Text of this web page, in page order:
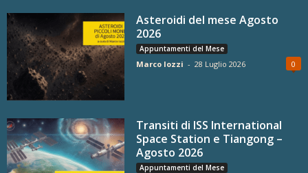
Asteroidi del mese Agosto
2026
Appuntamenti del Mese
Marco Iozzi - 28 Luglio 2026 0
Transiti di ISS International
Space Station e Tiangong –
Agosto 2026
Appuntamenti del Mese